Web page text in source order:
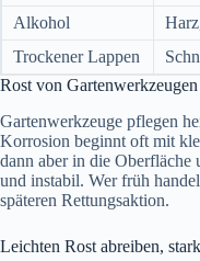
Alkohol
Trockener Lappen
Rost von
Gartenwerkzeuge pflegen
Korrosion beginnt oft mit
dann aber in die Oberfläche
und instabil. Wer früh
späteren Rettungsaktion.
Leichten Rost abreiben,